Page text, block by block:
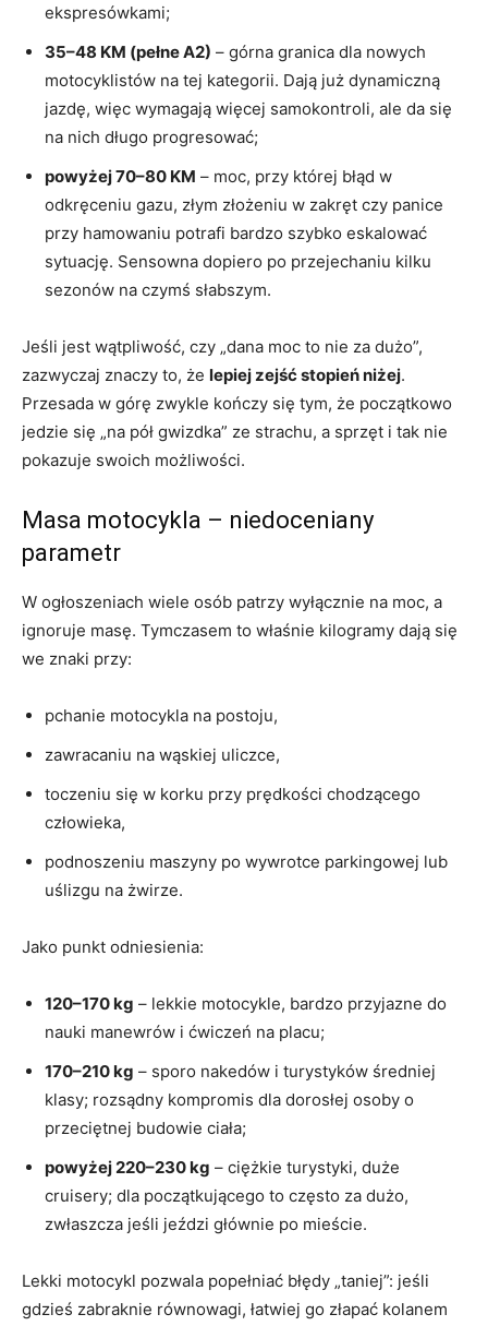
ekspresówkami;
35–48 KM (pełne A2) – górna granica dla nowych
motocyklistów na tej kategorii. Dają już dynamiczną
jazdę, więc wymagają więcej samokontroli, ale da się
na nich długo progresować;
powyżej 70–80 KM – moc, przy której błąd w
odkręceniu gazu, złym złożeniu w zakręt czy panice
przy hamowaniu potrafi bardzo szybko eskalować
sytuację. Sensowna dopiero po przejechaniu kilku
sezonów na czymś słabszym.
Jeśli jest wątpliwość, czy „dana moc to nie za dużo”,
zazwyczaj znaczy to, że lepiej zejść stopień niżej.
Przesada w górę zwykle kończy się tym, że początkowo
jedzie się „na pół gwizdka” ze strachu, a sprzęt i tak nie
pokazuje swoich możliwości.
Masa motocykla – niedoceniany
parametr
W ogłoszeniach wiele osób patrzy wyłącznie na moc, a
ignoruje masę. Tymczasem to właśnie kilogramy dają się
we znaki przy:
pchanie motocykla na postoju,
zawracaniu na wąskiej uliczce,
toczeniu się w korku przy prędkości chodzącego
człowieka,
podnoszeniu maszyny po wywrotce parkingowej lub
uślizgu na żwirze.
Jako punkt odniesienia:
120–170 kg – lekkie motocykle, bardzo przyjazne do
nauki manewrów i ćwiczeń na placu;
170–210 kg – sporo nakedów i turystyków średniej
klasy; rozsądny kompromis dla dorosłej osoby o
przeciętnej budowie ciała;
powyżej 220–230 kg – ciężkie turystyki, duże
cruisery; dla początkującego to często za dużo,
zwłaszcza jeśli jeździ głównie po mieście.
Lekki motocykl pozwala popełniać błędy „taniej”: jeśli
gdzieś zabraknie równowagi, łatwiej go złapać kolanem